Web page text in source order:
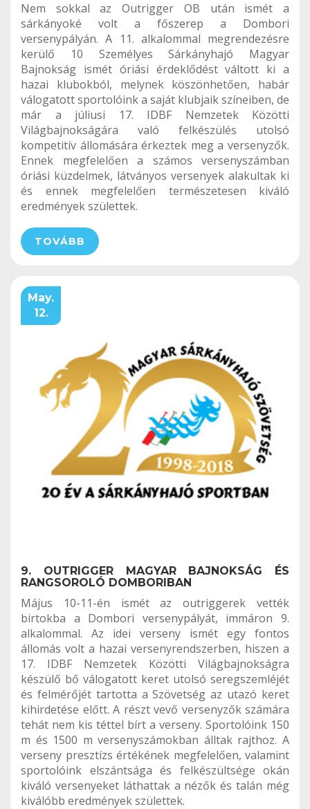
Nem sokkal az Outrigger OB után ismét a
sárkányoké volt a főszerep a Dombori
versenypályán. A 11. alkalommal megrendezésre
kerülő 10 Személyes Sárkányhajó Magyar
Bajnokság ismét óriási érdeklődést váltott ki a
hazai klubokból, melynek köszönhetően, habár
válogatott sportolóink a saját klubjaik színeiben, de
már a júliusi 17. IDBF Nemzetek Közötti
Világbajnokságára való felkészülés utolsó
kompetitív állomására érkeztek meg a versenyzők.
Ennek megfelelően a számos versenyszámban
óriási küzdelmek, látványos versenyek alakultak ki
és ennek megfelelően természetesen kiváló
eredmények születtek.
TOVÁBB
May.
12.
9. OUTRIGGER MAGYAR BAJNOKSÁG ÉS
RANGSOROLÓ DOMBORIBAN
Május 10-11-én ismét az outriggerek vették
birtokba a Dombori versenypályát, immáron 9.
alkalommal. Az idei verseny ismét egy fontos
állomás volt a hazai versenyrendszerben, hiszen a
17. IDBF Nemzetek Közötti Világbajnokságra
készülő bő válogatott keret utolsó seregszemléjét
és felmérőjét tartotta a Szövetség az utazó keret
kihirdetése előtt. A részt vevő versenyzők számára
tehát nem kis téttel bírt a verseny. Sportolóink 150
m és 1500 m versenyszámokban álltak rajthoz. A
verseny presztízs értékének megfelelően, valamint
sportolóink elszántsága és felkészültsége okán
kiváló versenyeket láthattak a nézők és talán még
kiválóbb eredmények születtek.